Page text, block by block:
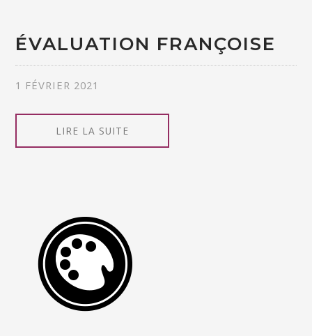
ÉVALUATION FRANÇOISE
1 FÉVRIER 2021
LIRE LA SUITE